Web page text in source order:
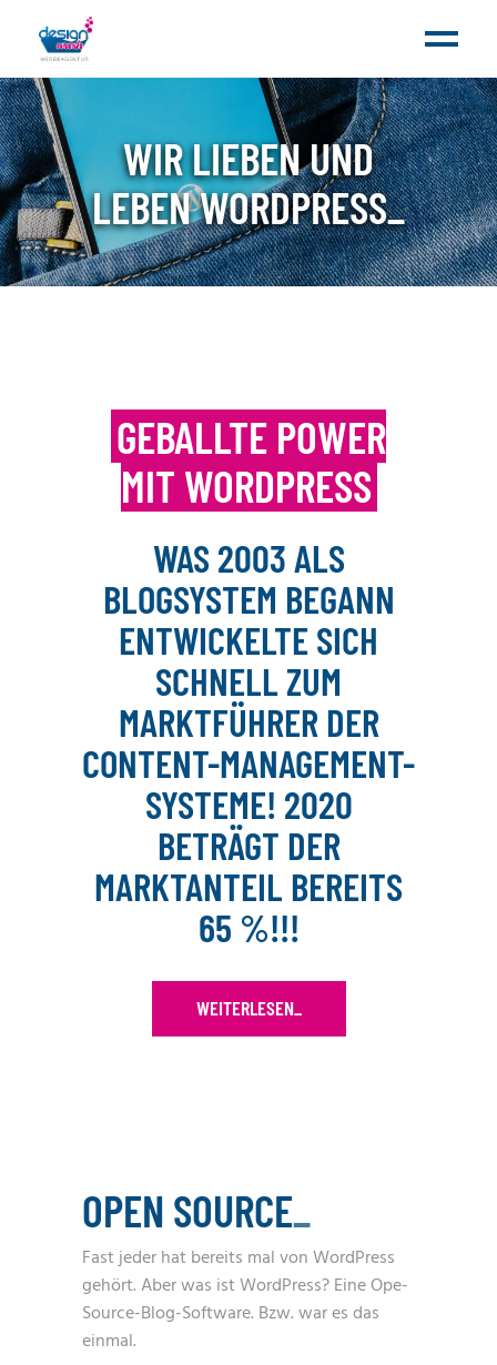
WIR LIEBEN UND
LEBEN WORDPRESS_
GEBALLTE POWER
MIT WORDPRESS
WAS 2003 ALS
BLOGSYSTEM BEGANN
ENTWICKELTE SICH
SCHNELL ZUM
MARKTFÜHRER DER
CONTENT-MANAGEMENT-
SYSTEME! 2020
BETRÄGT DER
MARKTANTEIL BEREITS
65 %!!!
WEITERLESEN_
OPEN SOURCE_
Fast jeder hat bereits mal von WordPress
gehört. Aber was ist WordPress? Eine Ope-
Source-Blog-Software. Bzw. war es das
einmal.